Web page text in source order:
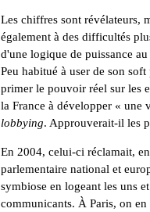
Les chiffres sont révélateurs,
également à des difficultés
d'une logique de puissance
Peu habitué à user de son
primer le pouvoir réel sur les
la France à développer « une
lobbying. Approuverait-il les
En 2004, celui-ci réclamait,
parlementaire national et
symbiose en logeant les uns
communicants. À Paris, on